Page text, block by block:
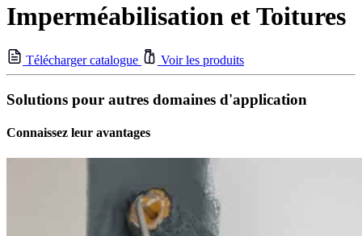
Imperméabilisation et Toitures
Télécharger catalogue Voir les produits
Solutions pour autres domaines d'application
Connaissez leur avantages